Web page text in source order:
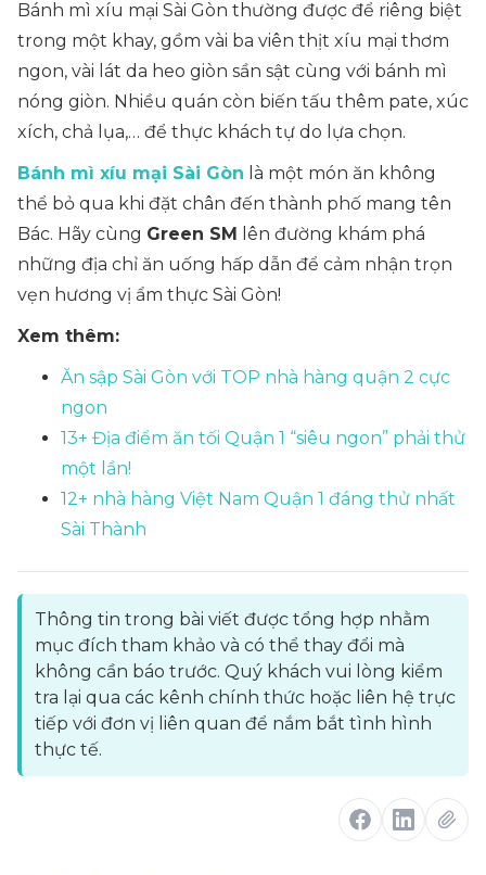
Bánh mì xíu mại Sài Gòn thường được để riêng biệt
trong một khay, gồm vài ba viên thịt xíu mại thơm
ngon, vài lát da heo giòn sần sật cùng với bánh mì
nóng giòn. Nhiều quán còn biến tấu thêm pate, xúc
xích, chả lụa,… để thực khách tự do lựa chọn.
Bánh mì xíu mại Sài Gòn là một món ăn không
thể bỏ qua khi đặt chân đến thành phố mang tên
Bác. Hãy cùng Green SM lên đường khám phá
những địa chỉ ăn uống hấp dẫn để cảm nhận trọn
vẹn hương vị ẩm thực Sài Gòn!
Xem thêm:
Ăn sập Sài Gòn với TOP nhà hàng quận 2 cực
ngon
13+ Địa điểm ăn tối Quận 1​ “siêu ngon” phải thử
một lần!
12+ nhà hàng Việt Nam Quận 1 đáng thử nhất
Sài Thành
Thông tin trong bài viết được tổng hợp nhằm
mục đích tham khảo và có thể thay đổi mà
không cần báo trước. Quý khách vui lòng kiểm
tra lại qua các kênh chính thức hoặc liên hệ trực
tiếp với đơn vị liên quan để nắm bắt tình hình
thực tế.